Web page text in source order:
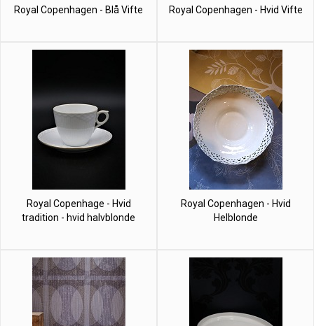
Royal Copenhagen - Blå Vifte Royal Copenhagen - Hvid Vifte
Royal Copenhage - Hvid
tradition - hvid halvblonde
Royal Copenhagen - Hvid
Helblonde